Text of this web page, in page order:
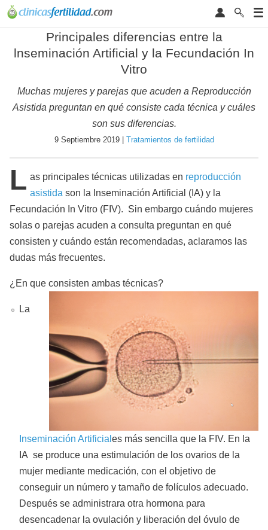
Principales diferencias entre la
lnseminación Artificial y la Fecundación In
Vitro
Muchas mujeres y parejas que acuden a Reproducción
Asistida preguntan en qué consiste cada técnica y cuáles
son sus diferencias.
9 Septiembre 2019 | Tratamientos de fertilidad
L as principales técnicas utilizadas en reproducción
asistida son la Inseminación Artificial (IA) y la
Fecundación In Vitro (FIV). Sin embargo cuándo mujeres
solas o parejas acuden a consulta preguntan en qué
consisten y cuándo están recomendadas, aclaramos las
dudas más frecuentes.
¿En que consisten ambas técnicas?
La
Inseminación Artificial es más sencilla que la FIV. En la
IA se produce una estimulación de los ovarios de la
mujer mediante medicación, con el objetivo de
conseguir un número y tamaño de folículos adecuado.
Después se administrara otra hormona para
desencadenar la ovulación y liberación del óvulo de